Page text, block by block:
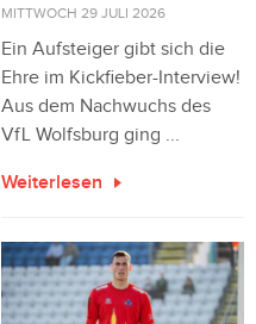
MITTWOCH 29 JULI 2026
Ein Aufsteiger gibt sich die
Ehre im Kickfieber-Interview!
Aus dem Nachwuchs des
VfL Wolfsburg ging ...
Weiterlesen